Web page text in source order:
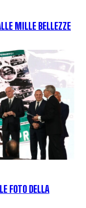
MILLE BELLEZZE
FOTO DELLA